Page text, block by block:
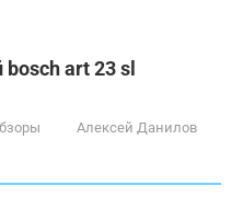
art 23 sl
Алексей Данилов